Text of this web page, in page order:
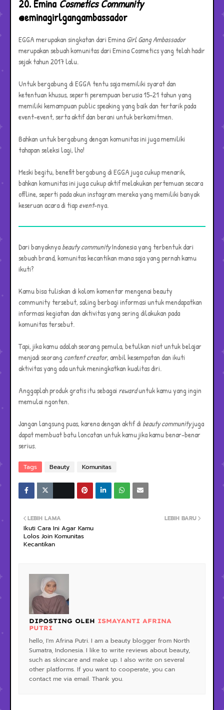
20. Emina Cosmetics Community
@eminagirlgangambassador
EGGA merupakan singkatan dari EminaGirl Gang Ambassador
merupakan sebuah komunitas dari Emina Cosmetics yang telah hadir
sejak tahun 2017 lalu.
Untuk bergabung di EGGA tentu saja memiliki syarat dan
ketentuan khusus, seperti perempuan berusia 15-21 tahun yang
memiliki kemampuan public speaking yang baik dan tertarik pada
event-event, serta aktif dan berani untuk berkomitmen.
Bahkan untuk bergabung dengan komunitas ini juga memiliki
tahapan seleksi lagi, lho!
Meski begitu, benefit bergabung di EGGA juga cukup menarik,
bahkan komunitas ini juga cukup aktif melakukan pertemuan secara
offline, seperti pada akun instagram mereka yang memiliki banyak
keseruan acara di tiapevent-nya.
Dari banyaknyabeauty communityIndonesia yang terbentuk dari
sebuah brand, komunitas kecantikan mana saja yang pernah kamu
ikuti?
Kamu bisa tuliskan di kolom komentar mengenai beauty
community tersebut, saling berbagi informasi untuk mendapatkan
informasi kegiatan dan aktivitas yang sering dilakukan pada
komunitas tersebut.
Tapi, jika kamu adalah seorang pemula, betulkan niat untuk belajar
menjadi seorang content creator, ambil kesempatan dan ikuti
aktivitas yang ada untuk meningkatkan kualitas diri.
Anggaplah produk gratis itu sebagai rewarduntuk kamu yang ingin
memulai ngonten.
Jangan langsung puas, karena dengan aktif di beautycommunityjuga
dapat membuat batu loncatan untuk kamu jika kamu benar-benar
serius.
Tags Beauty Komunitas
LEBIH BARU
LEBIH LAMA
Ikuti Cara Ini Agar Kamu
Lolos Join Komunitas
Kecantikan
DIPOSTING OLEH ISMAYANTI AFRINA
PUTRI
hello, I'm Afrina Putri. I am a beauty blogger from North
Sumatra, Indonesia. I like to write reviews about beauty,
such as skincare and make up. I also write on several
other platforms. If you want to cooperate, you can
contact me via email. Thank you.